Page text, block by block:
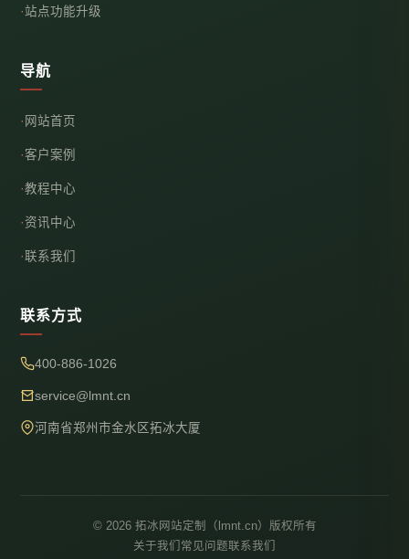
站点功能升级
导航
网站首页
客户案例
教程中心
资讯中心
联系我们
联系方式
400-886-1026
service@lmnt.cn
河南省郑州市金水区拓冰大厦
© 2026 拓冰网站定制（lmnt.cn）版权所有
关于我们 常见问题联系我们